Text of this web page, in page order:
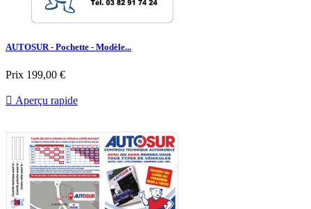
AUTOSUR - Pochette - Modèle...
Prix 199,00 €
 Aperçu rapide